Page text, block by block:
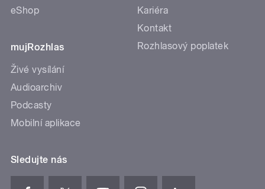
eShop
mujRozhlas
Živé vysílání
Audioarchiv
Podcasty
Mobilní aplikace
Kariéra
Kontakt
Rozhlasový poplatek
Sledujte nás